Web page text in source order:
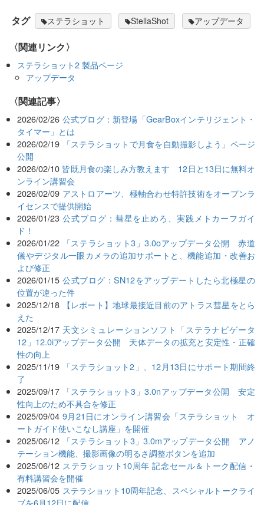
タグ ステラショット StellaShot アップデータ
〈関連リンク〉
ステラショット2 製品ページ
アップデータ
関連記事
2026/02/26 公式ブログ：新登場「GearBoxインテリジェント・
タイマー」とは
2026/02/19
「ステラショットで月食を自動撮影しよう」ページ
公開
2026/02/10 皆既月食の楽しみ方教えます 12日と13日に無料オ
ンライン講習会
2026/02/09 アストロアーツ、極軸合わせ特許技術をオープンラ
イセンスで提供開始
2026/01/23 公式ブログ：彗星を止めろ、実践メトカーフガイ
ド！
2026/01/22
「ステラショット3」3.0oアップデータ公開 赤道
儀やデジタル一眼カメラの追加サポートと、機能追加・改善お
よび修正
2026/01/15 公式ブログ：SN12をアップデートしたら北極星の
位置が違った件
2025/12/18
【レポート】地球最接近目前のアトラス彗星をとら
えた
2025/12/17 天文シミュレーションソフト「ステラナビゲータ
12」12.0iアップデータ公開 天体データの拡充と安定性・正確
性の向上
2025/11/19
「ステラショット2」、12月13日にサポート期間終
了
2025/09/17
「ステラショット3」3.0nアップデータ公開 安定
性向上のため不具合を修正
2025/09/04 9月21日にオンライン講習会「ステラショット オ
ートガイド使いこなし講座」を開催
2025/06/12
「ステラショット3」3.0mアップデータ公開 アノ
テーション機能、撮影画像の明るさ調整ボタンを追加
2025/06/12 ステラショット10周年 記念セール＆トーク配信・
有料講習会を開催
2025/06/05 ステラショット10周年記念、スペシャルトークライ
ブを6月12日に配信